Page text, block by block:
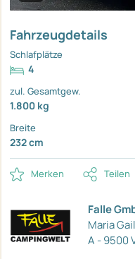
Fahrzeugdetails
Schlafplätze
4
zul. Gesamtgew.
1.800 kg
Breite
232 cm
Merken Teilen
Falle
Maria
A - 9500